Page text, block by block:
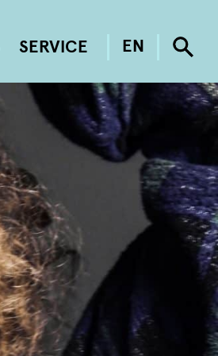
SERVICE EN